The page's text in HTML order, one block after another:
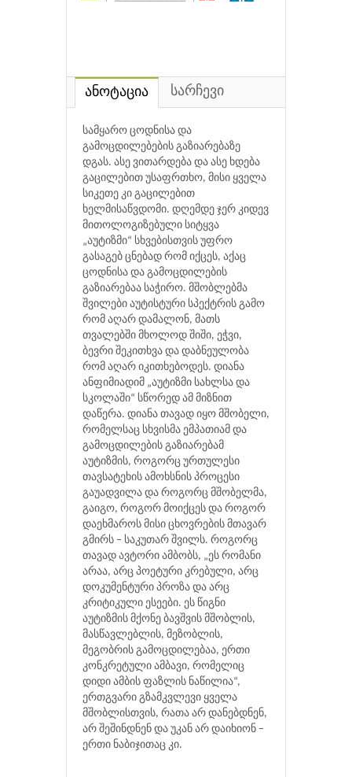
ანოტაცია სარჩევი
სამყარო ცოდნისა და
გამოცდილებების გაზიარებაზე
დგას. ასე ვითარდება და ასე ხდება
გაცილებით უსაფრთხო, მისი ყველა
სიკეთე კი გაცილებით
ხელმისაწვდომი. დღემდე ჯერ კიდევ
მითოლოგიზებული სიტყვა
„აუტიზმი“ სხვებისთვის უფრო
გასაგებ ცნებად რომ იქცეს, აქაც
ცოდნისა და გამოცდილების
გაზიარებაა საჭირო. მშობლებმა
შვილები აუტისტური სპექტრის გამო
რომ აღარ დამალონ, მათს
თვალებში მხოლოდ შიში, ეჭვი,
ბევრი შეკითხვა და დაბნეულობა
რომ აღარ იკითხებოდეს. დიანა
ანფიმიადიმ „აუტიზმი სახლსა და
სკოლაში“ სწორედ ამ მიზნით
დაწერა. დიანა თავად იყო მშობელი,
რომელსაც სხვისმა ემპათიამ და
გამოცდილების გაზიარებამ
აუტიზმის, როგორც ურთულესი
თავსატეხის ამოხსნის პროცესი
გაუადვილა და როგორც მშობელმა,
გაიგო, როგორ მოიქცეს და როგორ
დაეხმაროს მისი ცხოვრების მთავარ
გმირს – საკუთარ შვილს. როგორც
თავად ავტორი ამბობს, „ეს რომანი
არაა, არც პოეტური კრებული, არც
დოკუმენტური პროზა და არც
კრიტიკული ესეები. ეს წიგნი
აუტიზმის მქონე ბავშვის მშობლის,
მასწავლებლის, მეზობლის,
მეგობრის გამოცდილებაა, ერთი
კონკრეტული ამბავი, რომელიც
დიდი ამბის ფაზლის ნაწილია“,
ერთგვარი გზამკვლევი ყველა
მშობლისთვის, რათა არ დანებდნენ,
არ შეშინდნენ და უკან არ დაიხიონ –
ერთი ნაბიჯითაც კი.